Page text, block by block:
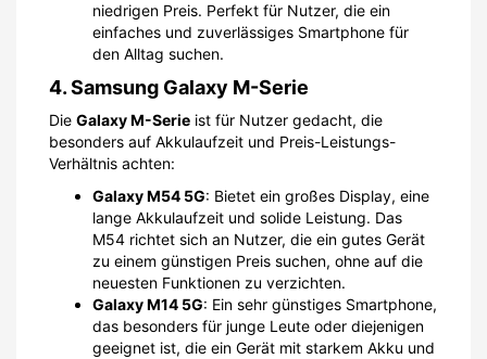
niedrigen Preis. Perfekt für Nutzer, die ein
einfaches und zuverlässiges Smartphone für
den Alltag suchen.
4. Samsung Galaxy M-Serie
Die Galaxy M-Serie ist für Nutzer gedacht, die
besonders auf Akkulaufzeit und Preis-Leistungs-
Verhältnis achten:
Galaxy M54 5G: Bietet ein großes Display, eine
lange Akkulaufzeit und solide Leistung. Das
M54 richtet sich an Nutzer, die ein gutes Gerät
zu einem günstigen Preis suchen, ohne auf die
neuesten Funktionen zu verzichten.
Galaxy M14 5G: Ein sehr günstiges Smartphone,
das besonders für junge Leute oder diejenigen
geeignet ist, die ein Gerät mit starkem Akku und